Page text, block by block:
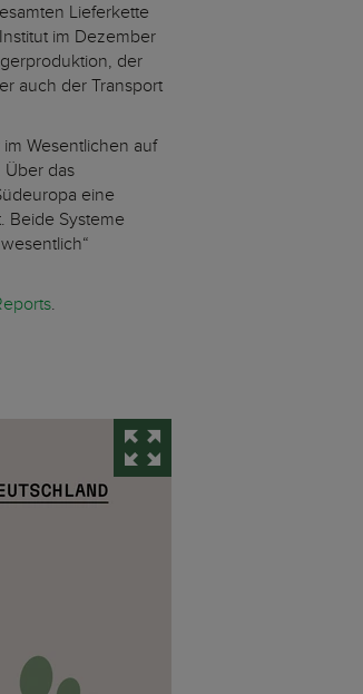
Lieferkette
im Dezember
der
auch der Transport
Wesentlichen auf
Über das
eine
Beide Systeme
.